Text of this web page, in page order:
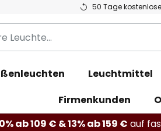
50 Tage
Leuchtmittel
Firmenkunden
ab 109 € & 13% ab 159 € auf